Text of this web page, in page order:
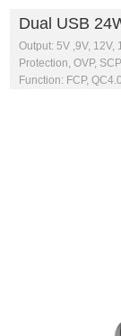
Dual USB
Output: 5V ,9V,
Protection, OVP,
Function: FCP,